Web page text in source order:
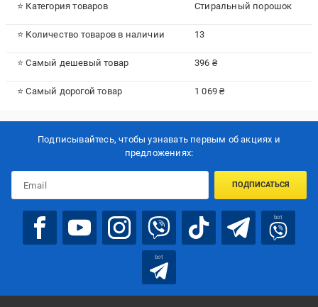
⭐ Категория товаров Стиральный порошок
⭐ Количество товаров в наличии 13
⭐ Самый дешевый товар 396 ₴
⭐ Самый дорогой товар 1 069 ₴
Подписывайтесь, чтобы узнавать первым об акцияx и
предложениях:
ПОДПИСАТЬСЯ
bot
bot